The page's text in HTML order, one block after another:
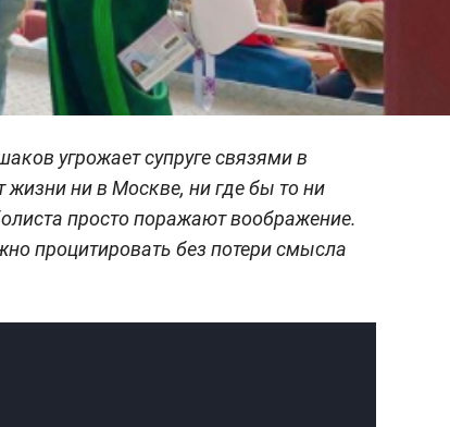
угрожает супруге связями в
жизни ни в Москве, ни где бы то ни
просто поражают воображение.
процитировать без потери смысла